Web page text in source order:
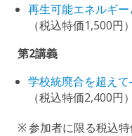
再生可能エネルギ
（税込特価1,500円）
第2講義
学校統廃合を超え
（税込特価2,400円）
参加者に限る税込特